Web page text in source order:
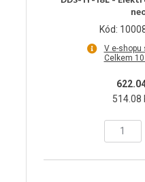
Kód:
V e-shopu
Celkem
514.08